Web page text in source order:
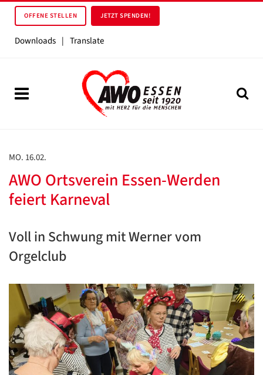
OFFENE STELLEN JETZT SPENDEN!
Downloads | Translate
MO. 16.02.
AWO Ortsverein Essen-Werden
feiert Karneval
Voll in Schwung mit Werner vom
Orgelclub